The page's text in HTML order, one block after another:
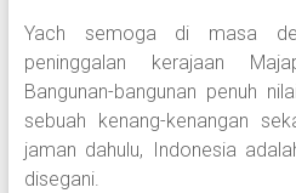
Yach semoga di masa
peninggalan kerajaan
Bangunan-bangunan penuh
sebuah kenang-kenangan
jaman dahulu, Indonesia
disegani.